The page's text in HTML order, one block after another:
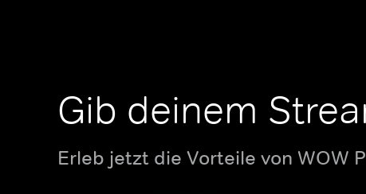
Gib deinem
Erleb jetzt die Vorteile von WOW